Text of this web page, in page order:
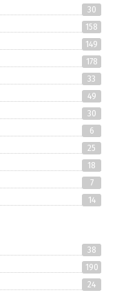
30
158
149
178
33
49
30
6
25
18
7
14
38
190
24